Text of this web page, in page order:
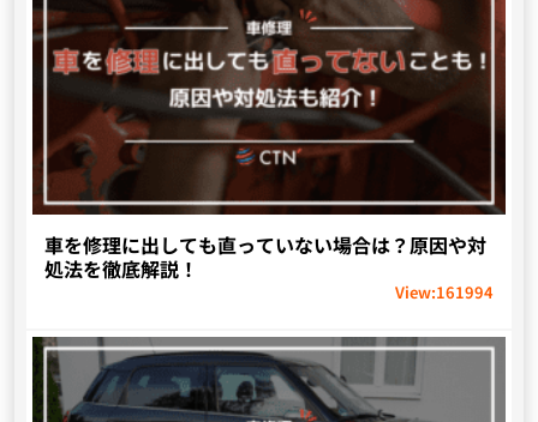
車を修理に出しても直っていない場合は？原因や対
処法を徹底解説！
View:161994